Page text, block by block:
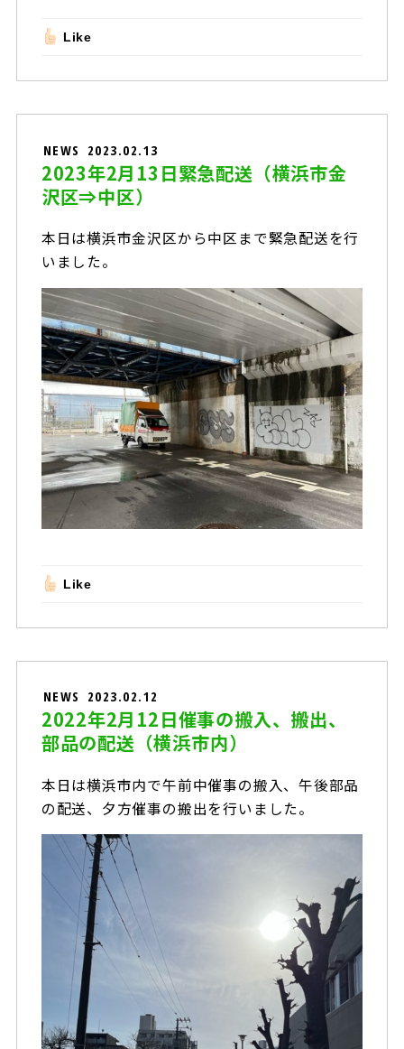
Like
NEWS 2023.02.13
2023年2月13日緊急配送（横浜市金
沢区⇒中区）
本日は横浜市金沢区から中区まで緊急配送を行
いました。
Like
NEWS 2023.02.12
2022年2月12日催事の搬入、搬出、
部品の配送（横浜市内）
本日は横浜市内で午前中催事の搬入、午後部品
の配送、夕方催事の搬出を行いました。